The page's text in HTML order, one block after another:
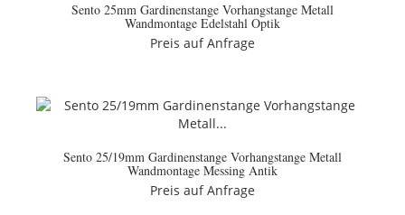
Sento 25mm Gardinenstange Vorhangstange Metall
Wandmontage Edelstahl Optik
Preis auf Anfrage
Sento 25/19mm Gardinenstange Vorhangstange Metall
Wandmontage Messing Antik
Preis auf Anfrage